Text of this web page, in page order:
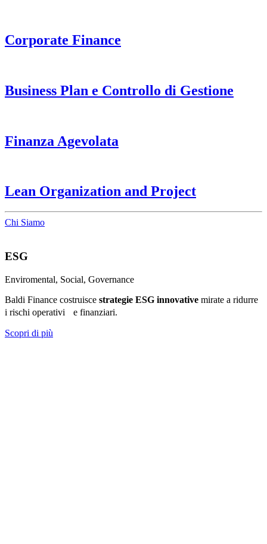
Corporate Finance
Business Plan e Controllo di Gestione
Finanza Agevolata
Lean Organization and Project
Chi Siamo
ESG
Enviromental, Social, Governance
Baldi Finance costruisce strategie ESG innovative mirate a ridurre
i rischi operativi e finanziari.
Scopri di più